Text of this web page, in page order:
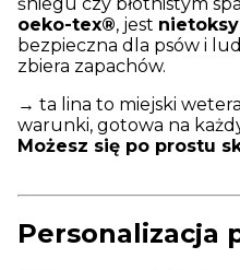
oeko-tex®, jest
bezpieczna dla psów i
zbiera zapachów.
→ ta lina to miejski
warunki, gotowa na
Możesz się po prostu
Personalizacja